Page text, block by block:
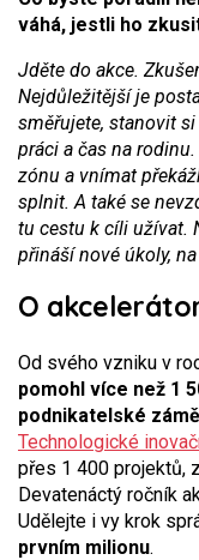
váhá, jestli ho
Jděte do akce.
Nejdůležitější je
směřujete, stanovit
práci a čas na
zónu a vnímat
splnit. A také se
tu cestu k cíli užívat.
přináší nové úkoly,
O
Od svého vzniku v
pomohl více než 1
podnikatelské
Technologické
přes 1 400 projektů, z
Devatenáctý ročník
Udělejte i vy krok
prvním milionu.